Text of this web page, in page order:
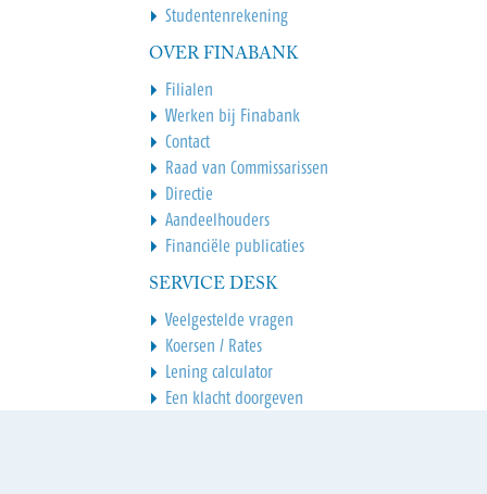
Studentenrekening
OVER FINABANK
Filialen
Werken bij Finabank
Contact
Raad van Commissarissen
Directie
Aandeelhouders
Financiële publicaties
SERVICE DESK
Veelgestelde vragen
Koersen / Rates
Lening calculator
Een klacht doorgeven